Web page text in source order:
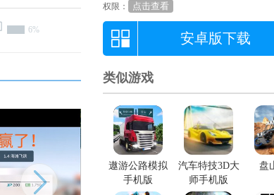
6%
权限：
点击查看
安卓版下载
类似游戏
遨游公路模拟
手机版
汽车特技3D大
师手机版
盘